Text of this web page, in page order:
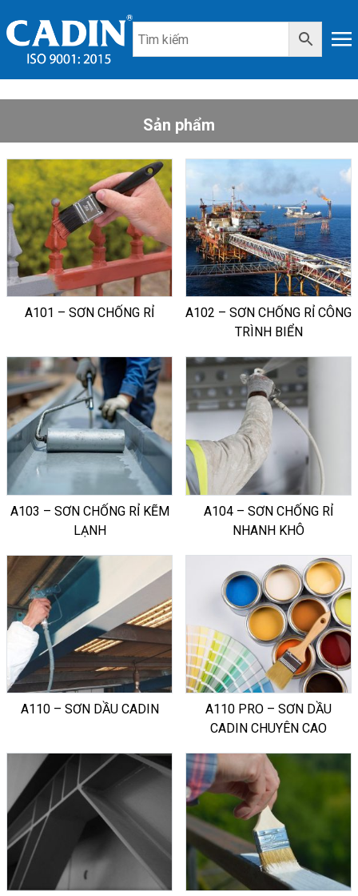
Sản phẩm
A101 – SƠN CHỐNG RỈ
A102 – SƠN CHỐNG RỈ CÔNG
TRÌNH BIỂN
A103 – SƠN CHỐNG RỈ KẼM
LẠNH
A104 – SƠN CHỐNG RỈ
NHANH KHÔ
A110 – SƠN DẦU CADIN
A110 PRO – SƠN DẦU
CADIN CHUYÊN CAO